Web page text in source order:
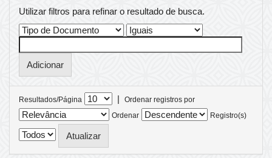
Utilizar filtros para refinar o resultado de busca.
Resultados/Página |
Ordenar registros por
Ordenar
Registro(s)